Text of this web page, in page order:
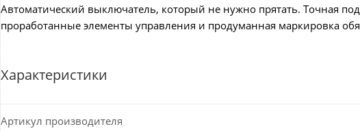
Автоматический выключатель, который не нужно прятать. Точная
проработанные элементы управления и продуманная маркировка
Характеристики
Артикул производителя